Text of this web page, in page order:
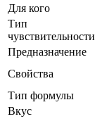
Для кого
Тип
чувствительности
Предназначение
Свойства
Тип формулы
Вкус